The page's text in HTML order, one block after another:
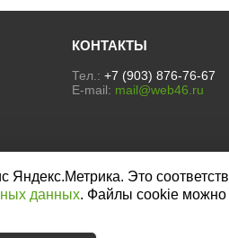
КОНТАКТЫ
Тел.:+7 (903) 876-76-67
E-mail: mail@web46.ru
Это
данных. Файлы cookie можно